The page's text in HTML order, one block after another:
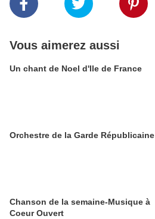
Vous aimerez aussi
Un chant de Noel d'Ile de France
Orchestre de la Garde Républicaine
Chanson de la semaine-Musique à
Coeur Ouvert